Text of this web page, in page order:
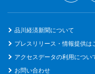
品川経済新聞について
プレスリリース・情報提供は
アクセスデータの利用につい
お問い合わせ